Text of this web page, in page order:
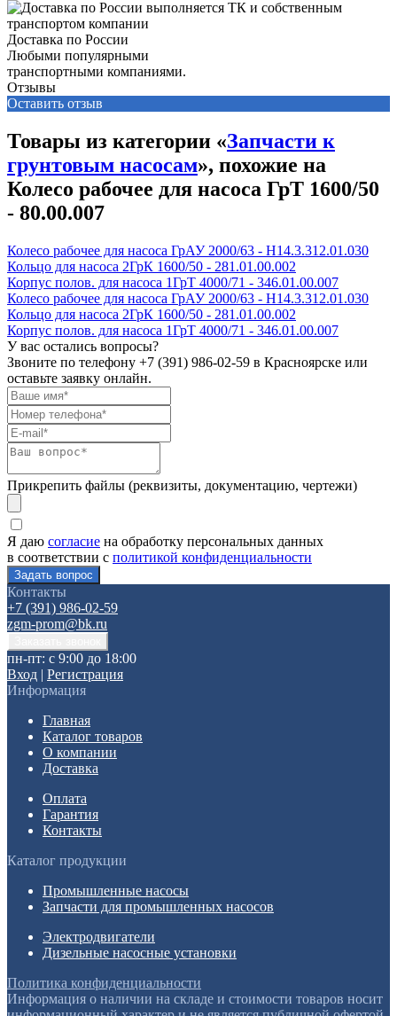
Доставка по России
Любыми популярными
транспортными компаниями.
Отзывы
Оставить отзыв
Товары из категории «Запчасти к
грунтовым насосам», похожие на
Колесо рабочее для насоса ГрТ 1600/50
- 80.00.007
Колесо рабочее для насоса ГрАУ 2000/63 - Н14.3.312.01.030
Кольцо для насоса 2ГрК 1600/50 - 281.01.00.002
Корпус полов. для насоса 1ГрТ 4000/71 - 346.01.00.007
Колесо рабочее для насоса ГрАУ 2000/63 - Н14.3.312.01.030
Кольцо для насоса 2ГрК 1600/50 - 281.01.00.002
Корпус полов. для насоса 1ГрТ 4000/71 - 346.01.00.007
У вас остались вопросы?
Звоните по телефону +7 (391) 986-02-59 в Красноярске или
оставьте заявку онлайн.
Прикрепить файлы (реквизиты, документацию, чертежи)
Я даю согласие на обработку персональных данных
в соответствии с политикой конфиденциальности
Контакты
+7 (391) 986-02-59
zgm-prom@bk.ru
пн-пт: с 9:00 до 18:00
Вход | Регистрация
Информация
Главная
Каталог товаров
О компании
Доставка
Оплата
Гарантия
Контакты
Каталог продукции
Промышленные насосы
Запчасти для промышленных насосов
Электродвигатели
Дизельные насосные установки
Политика конфиденциальности
Информация о наличии на складе и стоимости товаров носит